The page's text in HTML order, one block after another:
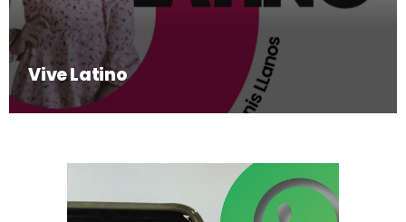
Vive Latino